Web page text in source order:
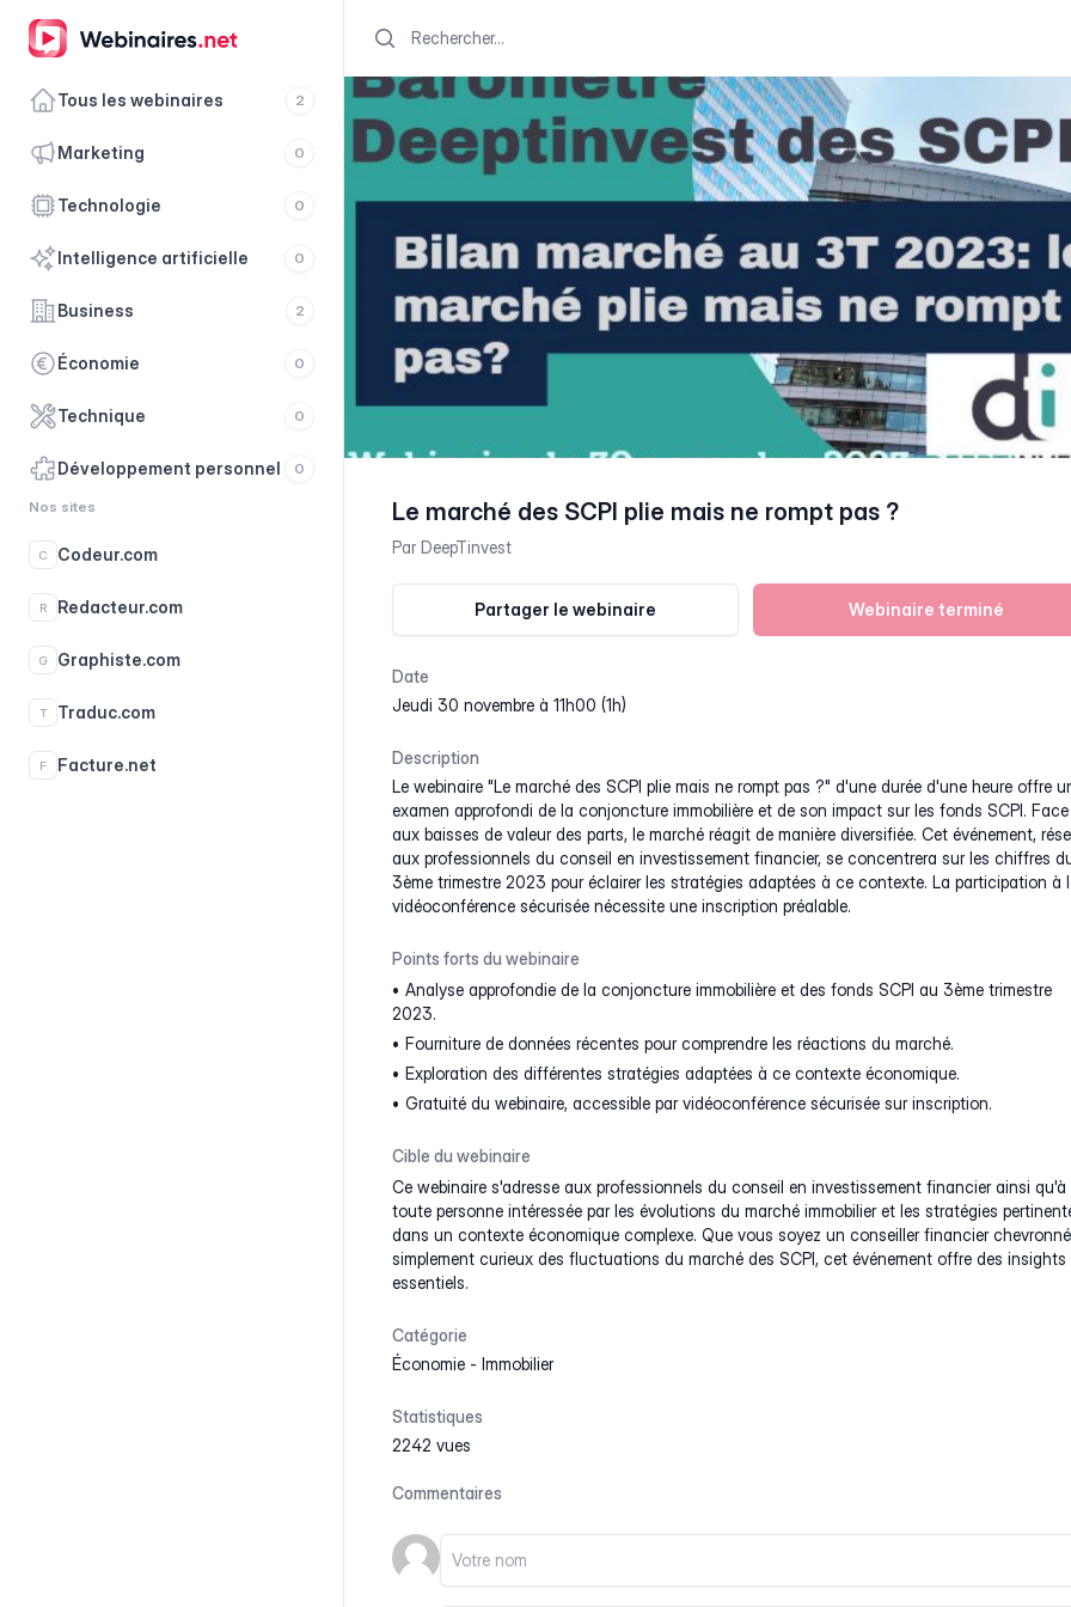
Tous les webinaires 2
marketing 0
technologie 0
intelligence artificielle 0
business 2
économie 0
technique 0
développement personnel 0
Nos sites
C Codeur.com
R Redacteur.com
G Graphiste.com
T Traduc.com
F Facture.net
Search
Le marché des SCPI plie mais ne rompt pas ?
ParDeepTinvest
Partager le webinaire Webinaire terminé
Date
jeudi 30 novembre à 11h00 (1h)
Description
Le webinaire "Le marché des SCPI plie mais ne rompt pas ?" d'une durée d'une heure offre
examen approfondi de la conjoncture immobilière et de son impact sur les fonds SCPI. Face
aux baisses de valeur des parts, le marché réagit de manière diversifiée. Cet événement,
aux professionnels du conseil en investissement financier, se concentrera sur les chiffres
3ème trimestre 2023 pour éclairer les stratégies adaptées à ce contexte. La participation à
vidéoconférence sécurisée nécessite une inscription préalable.
Points forts du webinaire
Analyse approfondie de la conjoncture immobilière et des fonds SCPI au 3ème trimestre
2023.
Fourniture de données récentes pour comprendre les réactions du marché.
Exploration des différentes stratégies adaptées à ce contexte économique.
Gratuité du webinaire, accessible par vidéoconférence sécurisée sur inscription.
Cible du webinaire
Ce webinaire s'adresse aux professionnels du conseil en investissement financier ainsi qu'à
toute personne intéressée par les évolutions du marché immobilier et les stratégies
dans un contexte économique complexe. Que vous soyez un conseiller financier
simplement curieux des fluctuations du marché des SCPI, cet événement offre des insights
essentiels.
Catégorie
Économie - Immobilier
Statistiques
2242 vues
Commentaires
Votre nom